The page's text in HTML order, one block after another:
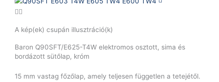
A kép(ek) csupán illusztráció(k)
Baron Q90SFT/E625-T4W elektromos osztott, sima és
bordázott sütőlap, króm
15 mm vastag főzőlap, amely teljesen független a tetejétől.